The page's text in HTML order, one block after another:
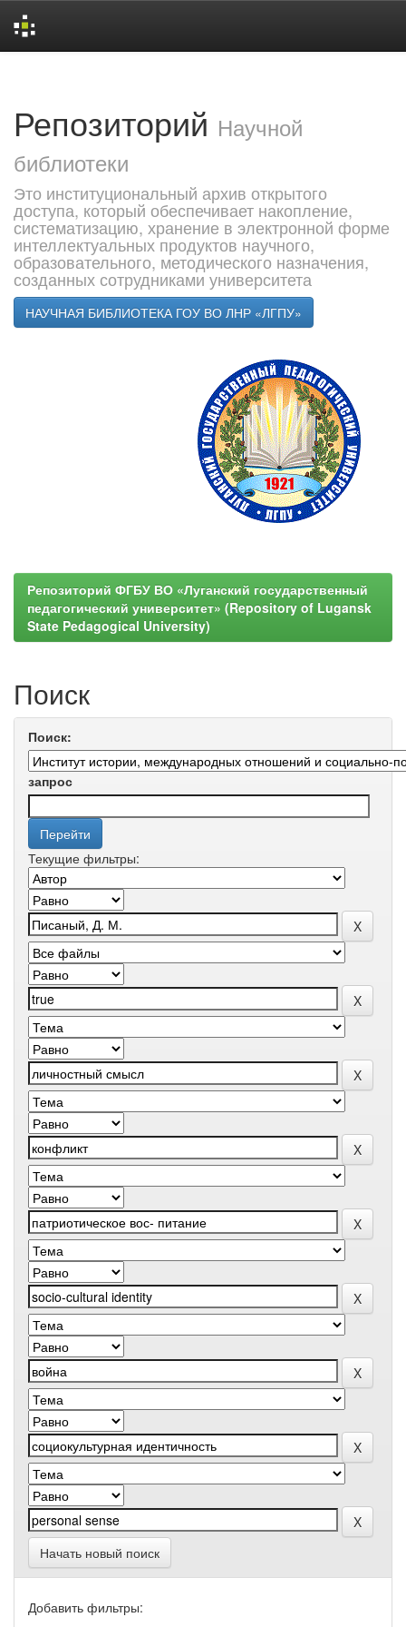
Репозиторий Научной
библиотеки
Это институциональный архив открытого
доступа, который обеспечивает накопление,
систематизацию, хранение в электронной форме
интеллектуальных продуктов научного,
образовательного, методического назначения,
созданных сотрудниками университета
НАУЧНАЯ БИБЛИОТЕКА ГОУ ВО ЛНР «ЛГПУ»
Репозиторий ФГБУ ВО «Луганский государственный
педагогический университет» (Repository of Lugansk
State Pedagogical University)
Поиск
Поиск:
запрос
Текущие фильтры:
Начать новый поиск
Добавить фильтры: